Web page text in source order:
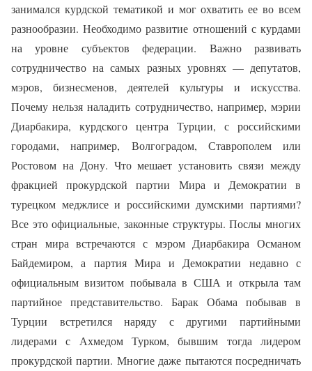
занимался курдской тематикой и мог охватить ее во всем
разнообразии. Необходимо развитие отношений с курдами
на уровне субъектов федерации. Важно развивать
сотрудничество на самых разных уровнях — депутатов,
мэров, бизнесменов, деятелей культуры и искусства.
Почему нельзя наладить сотрудничество, например, мэрии
Диарбакира, курдского центра Турции, с российскими
городами, например, Волгоградом, Ставрополем или
Ростовом на Дону. Что мешает установить связи между
фракцией прокурдской партии Мира и Демократии в
турецком меджлисе и российскими думскими партиями?
Все это официальные, законные структуры. Послы многих
стран мира встречаются с мэром Диарбакира Османом
Байдемиром, а партия Мира и Демократии недавно с
официальным визитом побывала в США и открыла там
партийное представительство. Барак Обама побывав в
Турции встретился наряду с другими партийными
лидерами с Ахмедом Турком, бывшим тогда лидером
прокурдской партии. Многие даже пытаются посредничать